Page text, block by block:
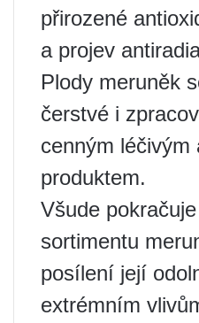
přirozené
a projev
Plody meruněk
čerstvé i
cenným léčivým
produktem.
Všude
sortimentu
posílení její
extrémním